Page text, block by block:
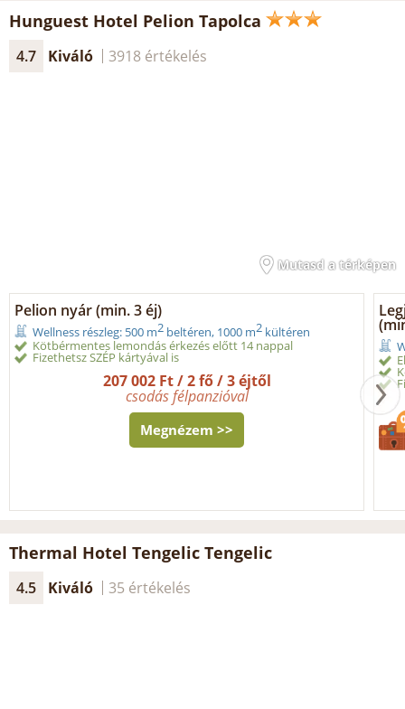
Hunguest Hotel Pelion Tapolca
4.7 Kiváló 3918 értékelés
Mutasd a térképen
Pelion nyár (min. 3 éj)
Wellness részleg: 500 m2 beltéren, 1000 m2 kültéren
Kötbérmentes lemondás érkezés előtt 14 nappal
Fizethetsz SZÉP kártyával is
207 002 Ft / 2 fő / 3 éjtől
csodás félpanzióval
Megnézem >>
Thermal Hotel Tengelic Tengelic
4.5 Kiváló 35 értékelés